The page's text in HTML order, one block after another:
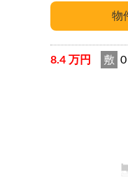
8.4 万円 敷 0